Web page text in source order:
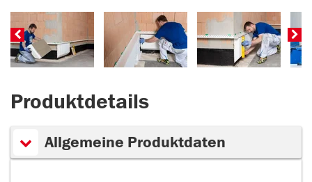
Produktdetails
Allgemeine Produktdaten